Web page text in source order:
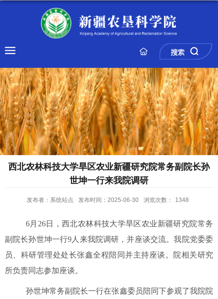
西北农林科技大学旱区农业新疆研究院常务副院长孙
世坤一行来我院调研
发布者：系统站点 发布时间：2025-06-30 浏览次数： 1348
6月 26日，西北农林科技大学旱区农业新疆研究院常务
副院长孙世坤一行9 人来我院调研，并座谈交流。我院党委委
员、科研管理处处长张鑫全程陪同并主持座谈。院相关研究
所负责同志参加座谈。
孙世坤常务副院长一行在张鑫委员 陪同下参观了我院院